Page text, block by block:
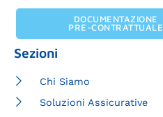
DOCUMENTAZIONE
PRE-CONTRATTUALE
Sezioni
Chi Siamo
Soluzioni Assicurative